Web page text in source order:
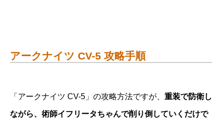
アークナイツ CV-5 攻略手順
「アークナイツ CV-5」の攻略方法ですが、 重装で防衛し
ながら、術師イフリータちゃんで削り倒していくだけで